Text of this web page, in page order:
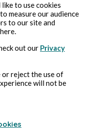
to use cookies
measure our audience
to our site and
out our Privacy
or reject the use of
will not be